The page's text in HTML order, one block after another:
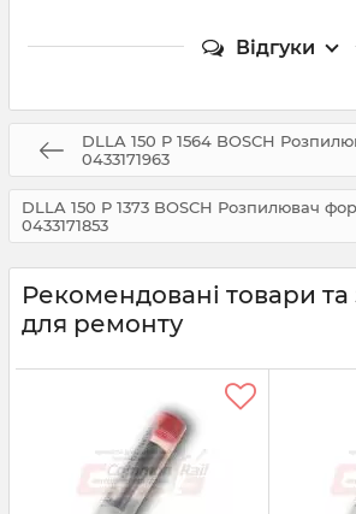
Відгуки
DLLA 150 P 1564 BOSCH
0433171963
DLLA 150 P 1373 BOSCH Розпилювач
0433171853
Рекомендовані товари та
для ремонту